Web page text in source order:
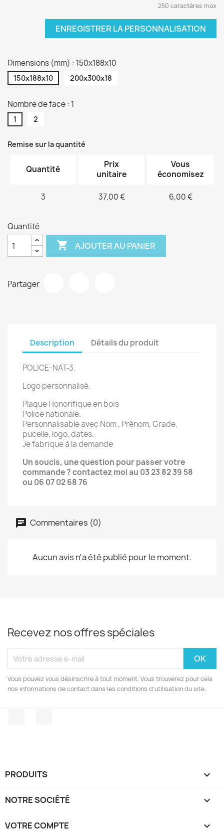
250 caractères max
ENREGISTRER LA PERSONNALISATION
Dimensions (mm) : 150x188x10
150x188x10 200x300x18
Nombre de face : 1
1 2
Remise sur la quantité
Quantité
Prix
unitaire
Vous
économisez
3 37,00 € 6,00 €
Quantité
 AJOUTER AU PANIER
Partager
Description Détails du produit
POLICE-NAT-3.
Logo personnalisé.
Plaque Honorifique en bois
Police nationale.
Personnalisable avec Nom , Prénom, Grade,
pucelle, logo, dates.
Je fabrique à la demande
Un soucis, une question pour passer votre
commande ? contactez moi au 03 23 82 39 58
ou 06 07 02 68 76
Commentaires (0)
Aucun avis n'a été publié pour le moment.
Recevez nos offres spéciales
Vous pouvez vous désinscrire à tout moment. Vous trouverez pour cela
nos informations de contact dans les conditions d'utilisation du site.
PRODUITS 
NOTRE SOCIÉTÉ 
VOTRE COMPTE 